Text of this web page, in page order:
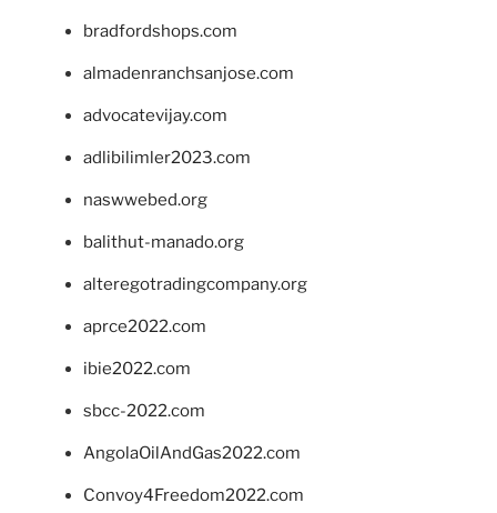
bradfordshops.com
almadenranchsanjose.com
advocatevijay.com
adlibilimler2023.com
naswwebed.org
balithut-manado.org
alteregotradingcompany.org
aprce2022.com
ibie2022.com
sbcc-2022.com
AngolaOilAndGas2022.com
Convoy4Freedom2022.com